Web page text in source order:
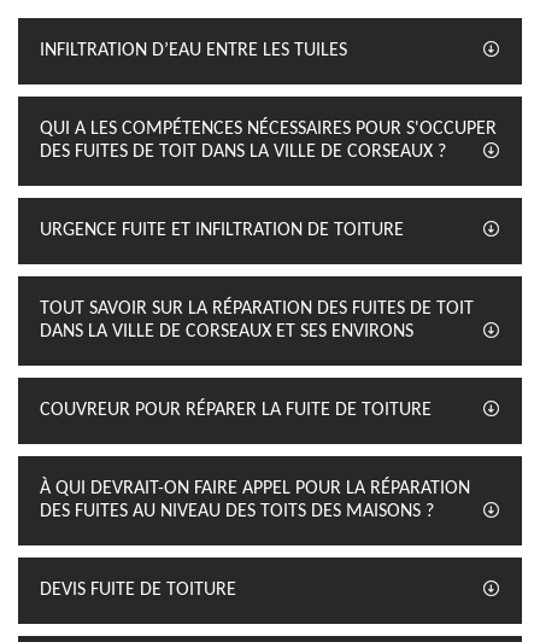
INFILTRATION D’EAU ENTRE LES TUILES
QUI A LES COMPÉTENCES NÉCESSAIRES POUR S'OCCUPER
DES FUITES DE TOIT DANS LA VILLE DE CORSEAUX ?
URGENCE FUITE ET INFILTRATION DE TOITURE
TOUT SAVOIR SUR LA RÉPARATION DES FUITES DE TOIT
DANS LA VILLE DE CORSEAUX ET SES ENVIRONS
COUVREUR POUR RÉPARER LA FUITE DE TOITURE
À QUI DEVRAIT-ON FAIRE APPEL POUR LA RÉPARATION
DES FUITES AU NIVEAU DES TOITS DES MAISONS ?
DEVIS FUITE DE TOITURE